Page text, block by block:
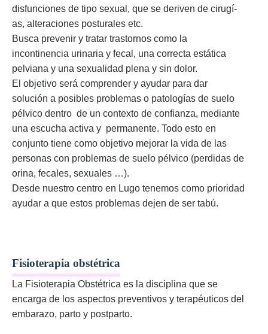
disfunciones de tipo sexual, que se deriven de cirugí­
as, alteraciones posturales etc.
Busca prevenir y tratar trastornos como la
incontinencia urinaria y fecal, una correcta estática
pelviana y una sexualidad plena y sin dolor.
El objetivo será comprender y ayudar para dar
solución a posibles problemas o patologías de suelo
pélvico dentro de un contexto de confianza, mediante
una escucha activa y permanente. Todo esto en
conjunto tiene como objetivo mejorar la vida de las
personas con problemas de suelo pélvico (perdidas de
orina, fecales, sexuales …).
Desde nuestro centro en Lugo tenemos como prioridad
ayudar a que estos problemas dejen de ser tabú.
Fisioterapia obstétrica
La Fisioterapia Obstétrica es la disciplina que se
encarga de los aspectos preventivos y terapéuticos del
embarazo, parto y postparto.